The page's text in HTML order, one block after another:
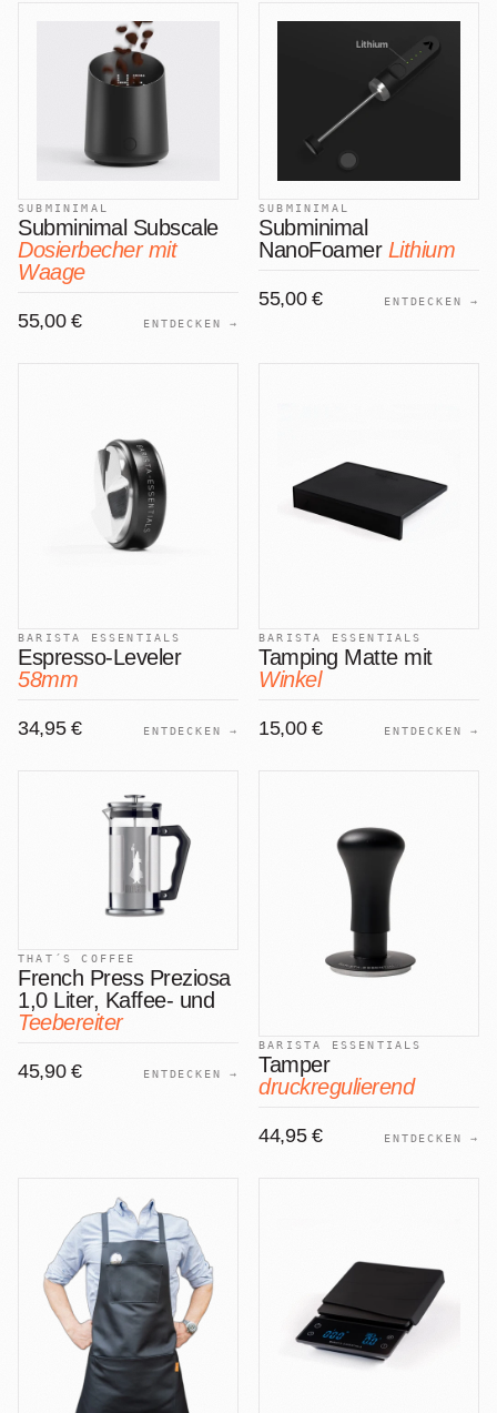
SUBMINIMAL
Subminimal Subscale
Dosierbecher mit
Waage
55,00 € ENTDECKEN →
SUBMINIMAL
Subminimal
NanoFoamer Lithium
55,00 € ENTDECKEN →
BARISTA ESSENTIALS
Espresso-Leveler
58mm
34,95 € ENTDECKEN →
BARISTA ESSENTIALS
Tamping Matte mit
Winkel
15,00 € ENTDECKEN →
THAT´S COFFEE
French Press Preziosa
1,0 Liter, Kaffee- und
Teebereiter
45,90 € ENTDECKEN →
BARISTA ESSENTIALS
Tamper
druckregulierend
44,95 € ENTDECKEN →